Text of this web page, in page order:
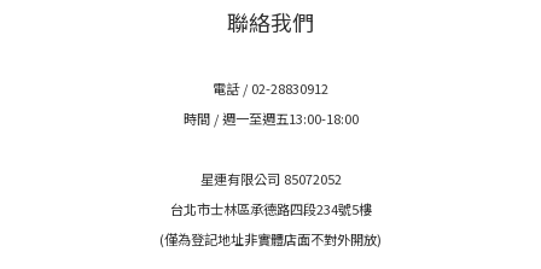
聯絡我們
電話 / 02-28830912
時間 / 週一至週五13:00-18:00
星連有限公司 85072052
台北市士林區承德路四段234號5樓
(僅為登記地址非實體店面不對外開放)